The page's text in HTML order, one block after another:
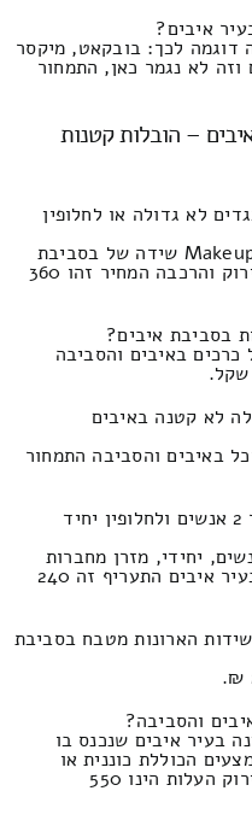
איבים?
לכך: בובקאט, מיקסר
וזה לא נגמר כאן, התמחור
– הובלות קטנות
לא גדולה או לחלופין
עלויות העברת שידה שמיועדת ל# Makeup שידה של בסביבת
איבים להחליף טיטול כולל לבצע פירוק והרכבה המחיר זהו 360
בסביבת איבים?
באיבים והסביבה
לא קטנה באיבים
באיבים והסביבה התמחור
מהו תעריף העברה של מזרנים עבור 2 אנשים ולחלופין יחיד
של מזרונים עבור 2 אנשים, יחידי, מזרן מחברות
שונות בתמזוגת של עבודת סבלים בעיר איבים התעריף זה 240
הארונות מטבח בסביבת
והסביבה?
בעיר איבים שנכנס בו
הכוללת כוננית או
שידה מעץ + שידה כולל הרכבה ופירוק העלות הינו 550